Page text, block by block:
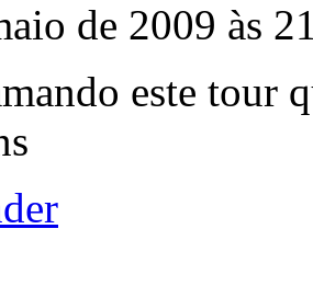
de 2009 às
este tour